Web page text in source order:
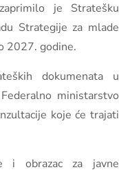
je Stratešku
Strategije za mlade
2027. godine.
dokumenata u
ministarstvo
koje će trajati
i obrazac za javne